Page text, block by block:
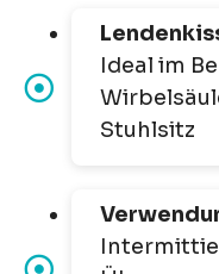
Ideal im
Stuhlsitz